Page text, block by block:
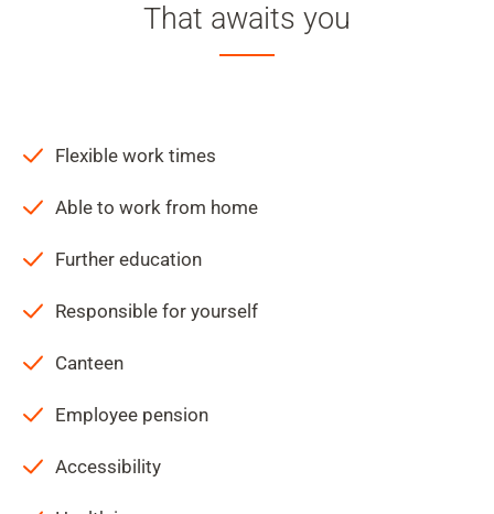
That awaits you
Flexible work times
Able to work from home
Further education
Responsible for yourself
Canteen
Employee pension
Accessibility